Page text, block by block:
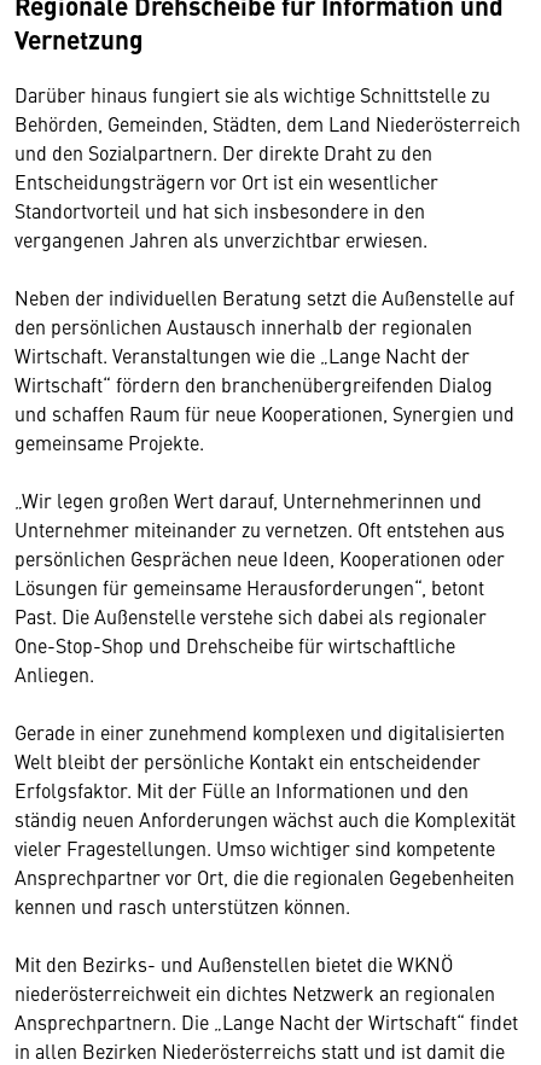
Vernetzung
Darüber hinaus fungiert sie als wichtige Schnittstelle zu
Behörden, Gemeinden, Städten, dem Land Niederösterreich
und den Sozialpartnern. Der direkte Draht zu den
Entscheidungsträgern vor Ort ist ein wesentlicher
Standortvorteil und hat sich insbesondere in den
vergangenen Jahren als unverzichtbar erwiesen.
Neben der individuellen Beratung setzt die Außenstelle auf
den persönlichen Austausch innerhalb der regionalen
Wirtschaft. Veranstaltungen wie die „Lange Nacht der
Wirtschaft“ fördern den branchenübergreifenden Dialog
und schaffen Raum für neue Kooperationen, Synergien und
gemeinsame Projekte.
„Wir legen großen Wert darauf, Unternehmerinnen und
Unternehmer miteinander zu vernetzen. Oft entstehen aus
persönlichen Gesprächen neue Ideen, Kooperationen oder
Lösungen für gemeinsame Herausforderungen“, betont
Past. Die Außenstelle verstehe sich dabei als regionaler
One-Stop-Shop und Drehscheibe für wirtschaftliche
Anliegen.
Gerade in einer zunehmend komplexen und digitalisierten
Welt bleibt der persönliche Kontakt ein entscheidender
Erfolgsfaktor. Mit der Fülle an Informationen und den
ständig neuen Anforderungen wächst auch die Komplexität
vieler Fragestellungen. Umso wichtiger sind kompetente
Ansprechpartner vor Ort, die die regionalen Gegebenheiten
kennen und rasch unterstützen können.
Mit den Bezirks- und Außenstellen bietet die WKNÖ
niederösterreichweit ein dichtes Netzwerk an regionalen
Ansprechpartnern. Die „Lange Nacht der Wirtschaft“ findet
in allen Bezirken Niederösterreichs statt und ist damit die